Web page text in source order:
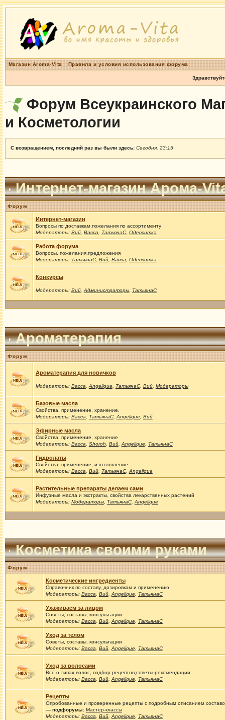
Магазин Aroma-Vita Правила и условия использования форума
Форум Всеукраинского
и Косметологии
С возвращением, последний раз вы были здесь: Сегодня, 23:15
Интернет-магазин Арома-
Форум
Интернет-магазин
Вопросы по доставкам,пожелания по ассортименту
Модераторы: Вий, Васса ТатьянаС, Одесситка
Работа форума
Вопросы, пожелания,предложения
Модераторы: ТатьянаС, Вий, Васса Одесситка
Конкурсы
Модераторы: Вий, Администраторы, ТатьянаС
Ароматерапия
Форум
Ароматерапия для новичков
Модераторы: Васса Angelique, ТатьянаС, Вий, Модераторы
Базовые масла
Свойства, применение, хранение.
Модераторы: Васса ТатьянаС, Angelique, Вий
Эфирные масла
Свойства, применение, хранение
Модераторы: Васса Shoroh Вий, Angelique, ТатьянаС
Гидролаты
Свойства, применение, изготовление
Модераторы: Васса Вий, ТатьянаС, Angelique
Растительные препараты делаем сами
Инфузные масла и экстракты, свойства лекарственных растений
Модераторы: Модераторы, ТатьянаС, Angelique
Косметика своими руками
Форум
Косметические ингредиенты
Справочник по составу, дозировкам и применению
Модераторы: Васса Вий, Angelique, ТатьянаС
Ухаживаем за лицом
Советы, составы, консультации
Модераторы: Васса Вий, Angelique, ТатьянаС
Уход за телом
Советы, составы, консультации
Модераторы: Васса Вий, Angelique, ТатьянаС
Уход за волосами
Всё о типах волос, подбор рецептов,советы-рекомендации
Модераторы: Васса Вий, Angelique, ТатьянаС
Рецепты
Опробованные и проверенные рецепты с подробным описанием
— подфорумы: Мастер-классы
Модераторы: Васса Вий, Angelique, ТатьянаС